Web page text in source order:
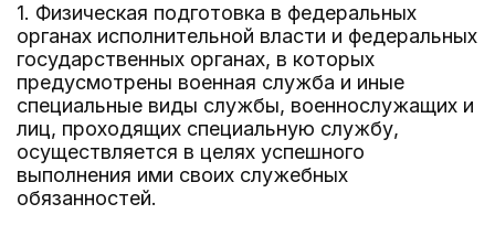
1. Физическая подготовка в федеральных
органах исполнительной власти и федеральных
государственных органах, в которых
предусмотрены военная служба и иные
специальные виды службы, военнослужащих и
лиц, проходящих специальную службу,
осуществляется в целях успешного
выполнения ими своих служебных
обязанностей.